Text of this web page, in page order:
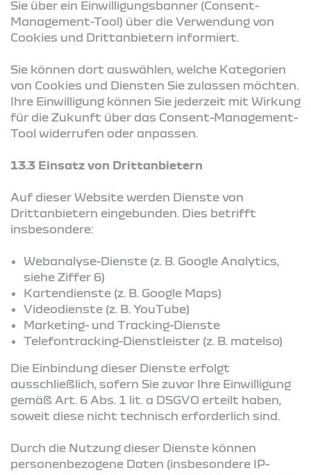
Sie über ein Einwilligungsbanner (Consent-
Management-Tool) über die Verwendung von
Cookies und Drittanbietern informiert.
Sie können dort auswählen, welche Kategorien
von Cookies und Diensten Sie zulassen möchten.
Ihre Einwilligung können Sie jederzeit mit Wirkung
für die Zukunft über das Consent-Management-
Tool widerrufen oder anpassen.
13.3 Einsatz von Drittanbietern
Auf dieser Website werden Dienste von
Drittanbietern eingebunden. Dies betrifft
insbesondere:
Webanalyse-Dienste (z. B. Google Analytics,
siehe Ziffer 6)
Kartendienste (z. B. Google Maps)
Videodienste (z. B. YouTube)
Marketing- und Tracking-Dienste
Telefontracking-Dienstleister (z. B. matelso)
Die Einbindung dieser Dienste erfolgt
ausschließlich, sofern Sie zuvor Ihre Einwilligung
gemäß Art. 6 Abs. 1 lit. a DSGVO erteilt haben,
soweit diese nicht technisch erforderlich sind.
Durch die Nutzung dieser Dienste können
personenbezogene Daten (insbesondere IP-